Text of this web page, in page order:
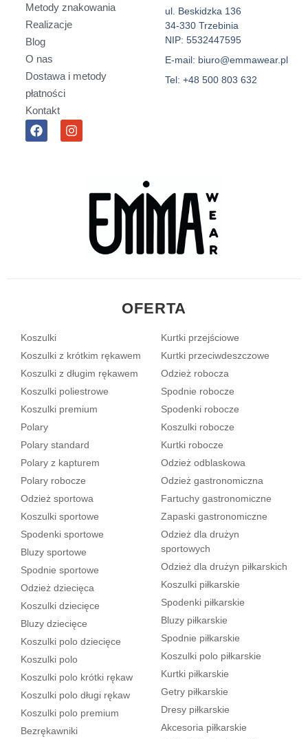
Metody znakowania
Realizacje
Blog
O nas
Dostawa i metody
płatności
Kontakt
F
a
I
n
ul. Beskidzka 136
34-330 Trzebinia
NIP: 5532447595
E-mail: biuro@emmawear.pl
Tel: +48 500 803 632
OFERTA
Koszulki
Koszulki z krótkim rękawem
Koszulki z długim rękawem
Koszulki poliestrowe
Koszulki premium
Polary
Polary standard
Polary z kapturem
Polary robocze
Odzież sportowa
Koszulki sportowe
Spodenki sportowe
Bluzy sportowe
Spodnie sportowe
Odzież dziecięca
Koszulki dziecięce
Bluzy dziecięce
Koszulki polo dziecięce
Koszulki polo
Koszulki polo krótki rękaw
Koszulki polo długi rękaw
Koszulki polo premium
Bezrękawniki
Kurtki przejściowe
Kurtki przeciwdeszczowe
Odzież robocza
Spodnie robocze
Spodenki robocze
Koszulki robocze
Kurtki robocze
Odzież odblaskowa
Odzież gastronomiczna
Fartuchy gastronomiczne
Zapaski gastronomiczne
Odzież dla drużyn
sportowych
Odzież dla drużyn piłkarskich
Koszulki piłkarskie
Spodenki piłkarskie
Bluzy piłkarskie
Spodnie piłkarskie
Koszulki polo piłkarskie
Kurtki piłkarskie
Getry piłkarskie
Dresy piłkarskie
Akcesoria piłkarskie